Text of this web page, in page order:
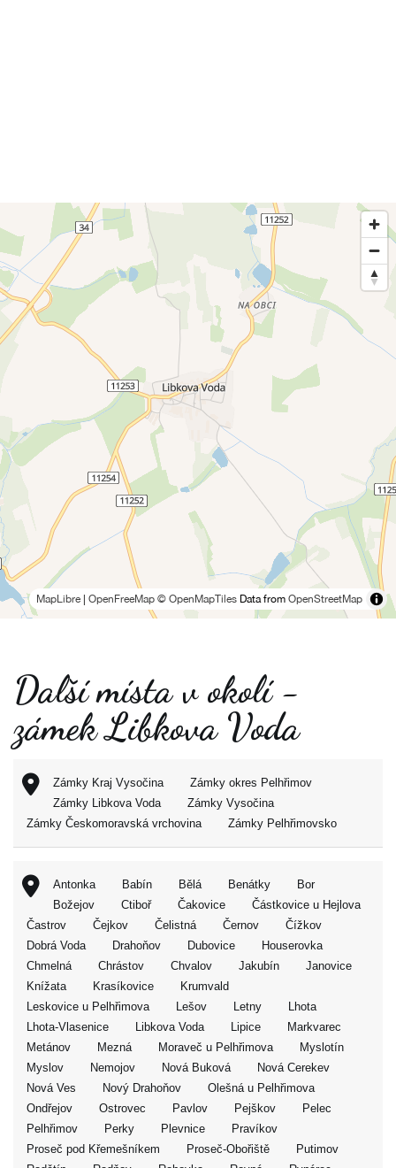
MapLibre OpenFreeMap © OpenMapTiles Data from OpenStreetMap
Další místa v okolí -
zámek Libkova Voda
Zámky Kraj Vysočina
Zámky okres Pelhřimov
Zámky Libkova Voda
Zámky Vysočina
Zámky Českomoravská vrchovina
Zámky Pelhřimovsko
Antonka Babín Bělá Benátky
Bor
Božejov
Ctiboř Čakovice
Částkovice u Hejlova
Častrov
Čejkov Čelistná Černov
Čížkov
Dobrá Voda
Drahoňov Dubovice
Houserovka
Chmelná
Chrástov Chvalov Jakubín
Janovice
Knížata
Krasíkovice
Krumvald
Leskovice u Pelhřimova
Lešov Letny
Lhota
Lhota-Vlasenice
Libkova Voda Lipice
Markvarec
Metánov
Mezná Moraveč u Pelhřimova
Myslotín
Myslov
Nemojov Nová Buková
Nová Cerekev
Nová Ves
Nový Drahoňov
Olešná u Pelhřimova
Ondřejov
Ostrovec Pavlov Pejškov
Pelec
Pelhřimov
Perky Plevnice
Pravíkov
Proseč pod Křemešníkem
Proseč-Obořiště
Putimov